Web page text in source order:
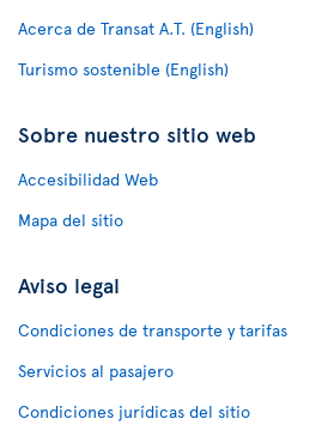
Acerca de Transat A.T. (English)
Turismo sostenible (English)
Sobre nuestro sitio web
Accesibilidad Web
Mapa del sitio
Aviso legal
Condiciones de transporte y tarifas
Servicios al pasajero
Condiciones jurídicas del sitio